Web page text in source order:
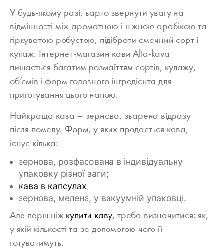
У будь-якому разі, варто звернути увагу на
відмінності між ароматною і ніжною арабікою та
гіркуватою робустою, підібрати смачний сорт і
купаж. Інтернет-магазин кави Alta-kava
пишається багатим розмаїттям сортів, купажу,
об’ємів і форм головного інгредієнта для
приготування цього напою.
Найкраща кава – зернова, зварена відразу
після помелу. Форм, у яких продається кава,
існує кілька:
зернова, розфасована в індивідуальну
упаковку різної ваги;
кава в капсулах;
зернова, мелена, у вакуумній упаковці.
Але перш ніж купити каву, треба визначитися: як,
у якій кількості та за допомогою чого її
готуватимуть.